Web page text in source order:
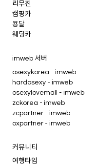
리무진
캠핑카
용달
웨딩카
imweb 서버
osexykorea - imweb
hardosexy - imweb
osexylovemall - imweb
zckorea - imweb
zcpartner - imweb
oxpartner - imweb
커뮤니티
여행타임